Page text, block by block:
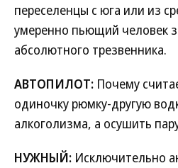
переселенцы с юга или из
умеренно пьющий человек
абсолютного трезвенника.
АВТОПИЛОТ: Почему
одиночку рюмку-другую
алкоголизма, а осушить
НУЖНЫЙ: Исключительно